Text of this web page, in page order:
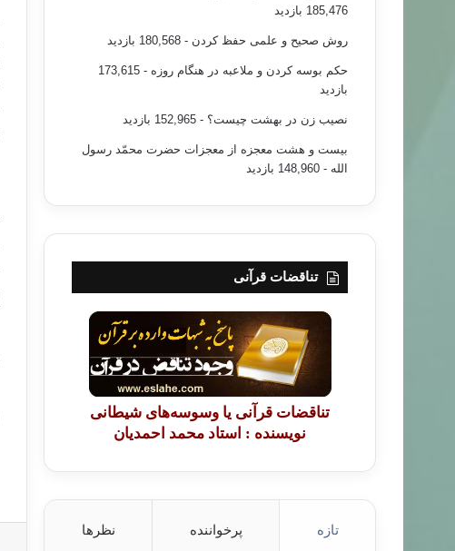
185,476 بازدید
روش صحیح و علمی حفظ کردن - 180,568 بازدید
حکم بوسه کردن و ملاعبه در هنگام روزه
- 173,615
بازدید
نصیب زن در بهشت چیست؟ - 152,965 بازدید
بیست و هشت معجزه از معجزات حضرت محمّد رسول
الله - 148,960 بازدید
تناقضات قرآنی
تناقضات قرآنی یا وسوسه‌های شیطانی
نویسنده : استاد محمد احمدیان
تازه پرخواننده نظرها